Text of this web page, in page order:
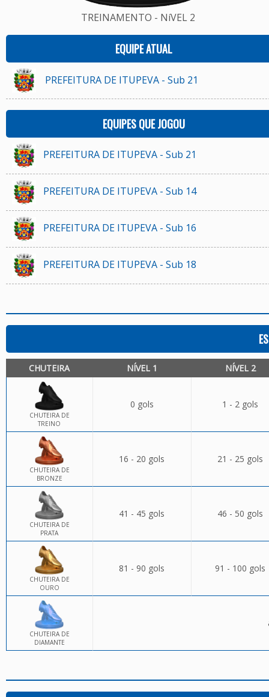
TREINAMENTO - NíVEL 2
EQUIPE ATUAL
PREFEITURA DE ITUPEVA - Sub 21
EQUIPES QUE JOGOU
PREFEITURA DE ITUPEVA - Sub 21
PREFEITURA DE ITUPEVA - Sub 14
PREFEITURA DE ITUPEVA - Sub 16
PREFEITURA DE ITUPEVA - Sub 18
CHUTEIRA NÍVEL 1 NÍVEL 2
CHUTEIRA DE
TREINO
0 gols 1 - 2 gols
CHUTEIRA DE
BRONZE
16 - 20 gols 21 - 25 gols
CHUTEIRA DE
PRATA
41 - 45 gols 46 - 50 gols
CHUTEIRA DE
OURO
81 - 90 gols 91 - 100 gols
CHUTEIRA DE
DIAMANTE